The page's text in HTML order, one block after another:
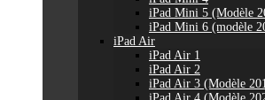
iPad Mini 5 (Modèle
iPad Mini 6 (modèle
iPad Air
iPad Air 1
iPad Air 2
iPad Air 3 (Modèle